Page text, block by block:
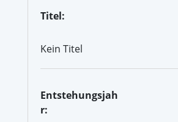
Titel:
Kein Titel
Entstehungsjah
r: